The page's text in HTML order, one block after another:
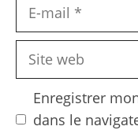
Site
Enregistrer
dans le